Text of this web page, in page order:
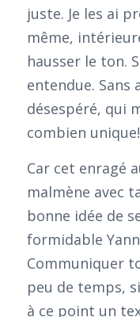
juste. Je les ai
même,
hausser le ton.
entendue. Sans
désespéré, qui
combien unique!
Car cet enragé
malmène avec
bonne idée de
formidable
Communiquer
peu de temps,
à ce point un